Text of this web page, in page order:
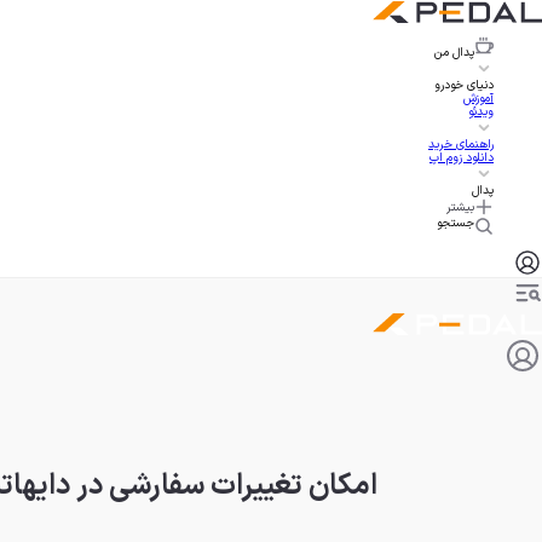
پدال من
دنیای خودرو
آموزش
ویدئو
راهنمای خرید
دانلود زوم اپ
پدال
بیشتر
جستجو
امکان تغییرات سفارشی در